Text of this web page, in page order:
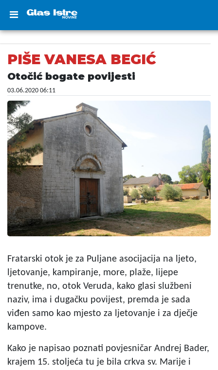
PIŠE VANESA BEGIĆ
Otočić bogate povijesti
03.06.2020 06:11
Fratarski otok je za Puljane asocijacija na ljeto,
ljetovanje, kampiranje, more, plaže, lijepe
trenutke, no, otok Veruda, kako glasi službeni
naziv, ima i dugačku povijest, premda je sada
viđen samo kao mjesto za ljetovanje i za dječje
kampove.
Kako je napisao poznati povjesničar Andrej Bader,
krajem 15. stoljeća tu je bila crkva sv. Marije i